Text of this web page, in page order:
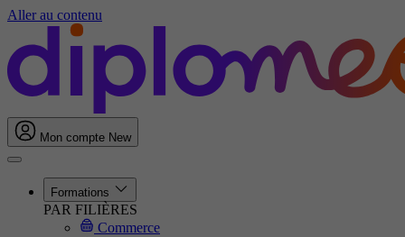
Aller au contenu
Mon compte New
Formations
PAR FILIÈRES
Commerce